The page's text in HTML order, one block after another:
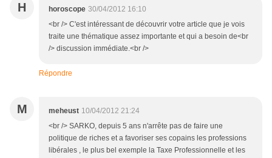
H horoscope 30/04/2012 16:10
<br /> C'est intéressant de découvrir votre article que je vois
traite une thématique assez importante et qui a besoin de<br
/> discussion immédiate.<br />
Répondre
M meheust 10/04/2012 21:24
<br /> SARKO, depuis 5 ans n'arrête pas de faire une
politique de riches et a favoriser ses copains les professions
libérales , le plus bel exemple la Taxe Professionnelle et les